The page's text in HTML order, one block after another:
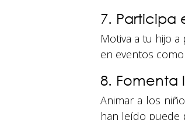
7. Participa
Motiva a tu hijo
en eventos
8. Fomenta
Animar a los
han leído puede